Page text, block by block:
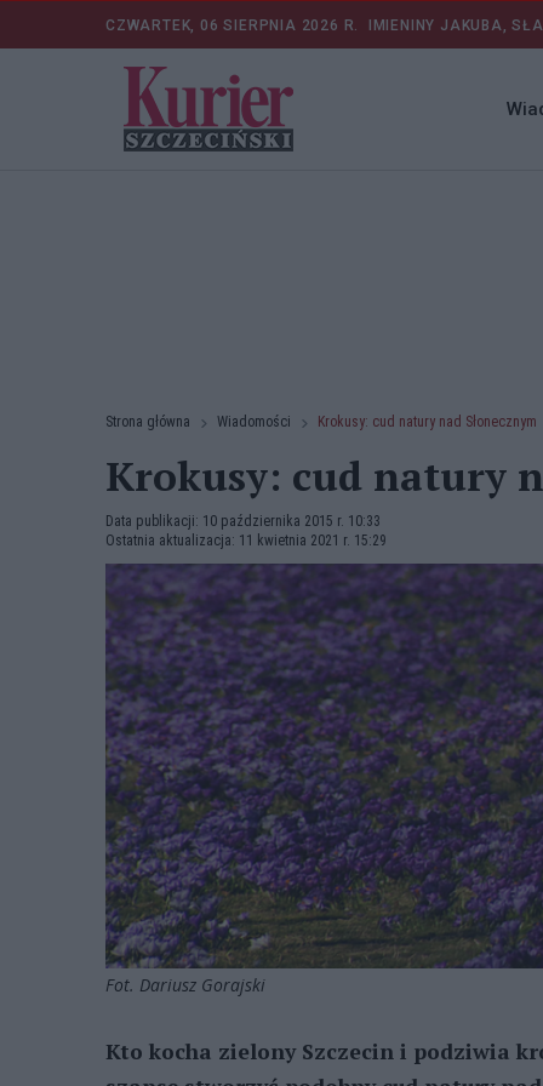
CZWARTEK, 06 SIERPNIA 2026 R. IMIENINY JAKUBA,
Strona główna Wiadomości Krokusy: cud natury nad Słonecznym
Krokusy: cud natury
Data publikacji: 10 października 2015 r. 10:33
Ostatnia aktualizacja: 11 kwietnia 2021 r. 15:29
Fot. Dariusz Gorajski
Kto kocha zielony Szczecin i podziwia